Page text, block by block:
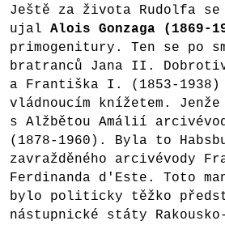
Ještě za života Rudolfa se
ujal Alois Gonzaga (1869-
primogenitury. Ten se po
bratranců Jana II.
a Františka I. (1853-
vládnoucím knížetem.
s Alžbětou Amálií
(1878-1960). Byla to
zavražděného arcivévody
Ferdinanda d'Este. Toto
bylo politicky těžko
nástupnické státy